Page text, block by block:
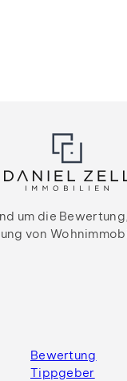
um die
von
Bewertung
Tippgeber